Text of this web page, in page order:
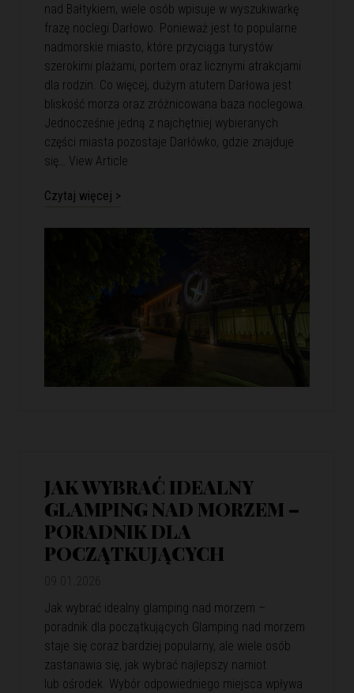
nad Bałtykiem, wiele osób wpisuje w wyszukiwarkę
frazę noclegi Darłowo. Ponieważ jest to popularne
nadmorskie miasto, które przyciąga turystów
szerokimi plażami, portem oraz licznymi atrakcjami
dla rodzin. Co więcej, dużym atutem Darłowa jest
bliskość morza oraz zróżnicowana baza noclegowa.
Jednocześnie jedną z najchętniej wybieranych
części miasta pozostaje Darłówko, gdzie znajduje
się… View Article
Czytaj więcej >
JAK WYBRAĆ IDEALNY
GLAMPING NAD MORZEM –
PORADNIK DLA
POCZĄTKUJĄCYCH
Jak wybrać idealny glamping nad morzem –
poradnik dla początkujących Glamping nad morzem
staje się coraz bardziej popularny, ale wiele osób
zastanawia się, jak wybrać najlepszy namiot
lub ośrodek. Wybór odpowiedniego miejsca wpływa